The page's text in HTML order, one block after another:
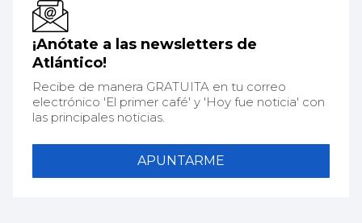
¡Anótate a las newsletters de
Atlántico!
Recibe de manera GRATUITA en tu correo
electrónico 'El primer café' y 'Hoy fue noticia' con
las principales noticias.
APUNTARME